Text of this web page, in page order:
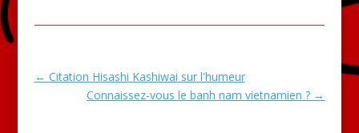
← Citation Hisashi Kashiwai sur l'humeur
Connaissez-vous le banh nam vietnamien ? →